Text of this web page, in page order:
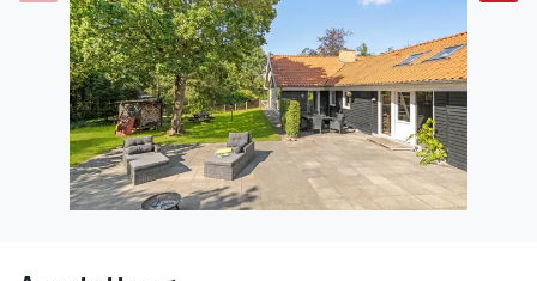
Aalborg, das nur eine angenehme Autofahrt entfernt
ist. Machen Sie einen Ausflug nach Hou, wo Sie einen
gemütlichen Jachthafen vorfinden. Hier gibt es viele
Möglichkeiten für Kinder und Erwachsene mit
Spielplätzen, Eisdielen, einem Restaurant und vielem
mehr). Die etwas größere Hafenstadt Hals ist nur eine
kurze Autofahrt entfernt, und der nächste Strand ist
nur wenige Gehminuten vom Haus entfernt. Und wenn
Eichhörnchen und andere spannende Tiere sehen, die